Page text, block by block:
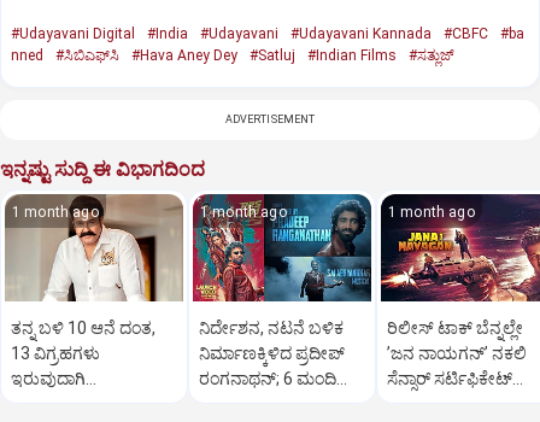
#Udayavani Digital #India #Udayavani #Udayavani Kannada #CBFC
#ba
nned
#ಸಿಬಿಎಫ್‌ಸಿ #Hava Aney Dey #Satluj #Indian Films #ಸತ್ಲುಜ್
ADVERTISEMENT
ಇನ್ನಷ್ಟು ಸುದ್ದಿ ಈ ವಿಭಾಗದಿಂದ
1 month ago
ತನ್ನ ಬಳಿ 10 ಆನೆ ದಂತ,
13 ವಿಗ್ರಹಗಳು
ಇರುವುದಾಗಿ
1 month ago
ನಿರ್ದೇಶನ, ನಟನೆ ಬಳಿಕ
ನಿರ್ಮಾಣಕ್ಕಿಳಿದ ಪ್ರದೀಪ್‌
ರಂಗನಾಥನ್;‌ 6 ಮಂದಿ
1 month ago
ರಿಲೀಸ್‌ ಟಾಕ್‌ ಬೆನ್ನಲ್ಲೇ
ʼಜನ ನಾಯಗನ್‌ʼ ನಕಲಿ
ಸೆನ್ಸಾರ್‌ ಸರ್ಟಿಫಿಕೇಟ್‌